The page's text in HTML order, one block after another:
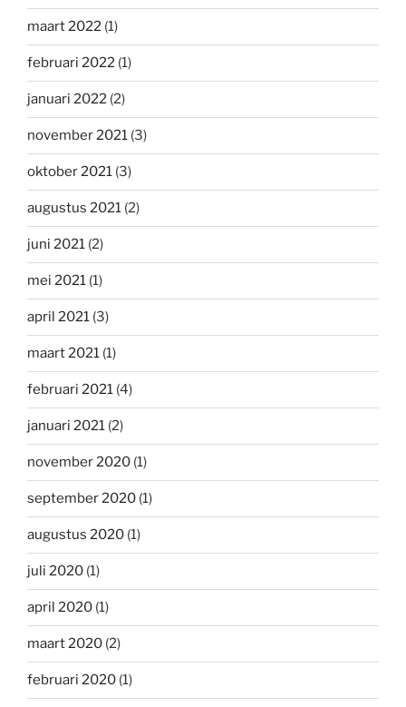
maart 2022 (1)
februari 2022 (1)
januari 2022 (2)
november 2021 (3)
oktober 2021 (3)
augustus 2021 (2)
juni 2021 (2)
mei 2021 (1)
april 2021 (3)
maart 2021 (1)
februari 2021 (4)
januari 2021 (2)
november 2020 (1)
september 2020 (1)
augustus 2020 (1)
juli 2020 (1)
april 2020 (1)
maart 2020 (2)
februari 2020 (1)